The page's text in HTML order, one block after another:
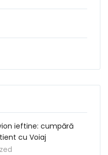
ieftine: cumpără
cu Voiaj